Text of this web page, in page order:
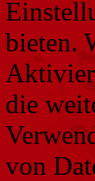
bieten.
die
von